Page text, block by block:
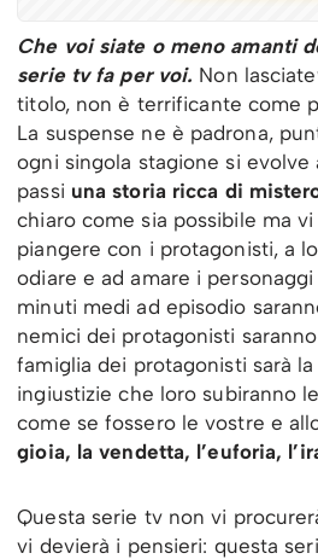
Che voi siate o meno amanti
serie tv fa per voi. Non
titolo, non è terrificante come
La suspense ne è padrona,
ogni singola stagione si evolve
passi una storia ricca di
chiaro come sia possibile ma
piangere con i protagonisti, a
odiare e ad amare i
minuti medi ad episodio
nemici dei protagonisti
famiglia dei protagonisti sarà
ingiustizie che loro subiranno
come se fossero le vostre e
gioia, la vendetta, l’euforia,
Questa serie tv non vi
vi devierà i pensieri: questa